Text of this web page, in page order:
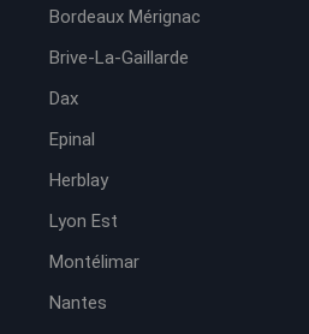
Bordeaux Mérignac
Brive-La-Gaillarde
Dax
Epinal
Herblay
Lyon Est
Montélimar
Nantes